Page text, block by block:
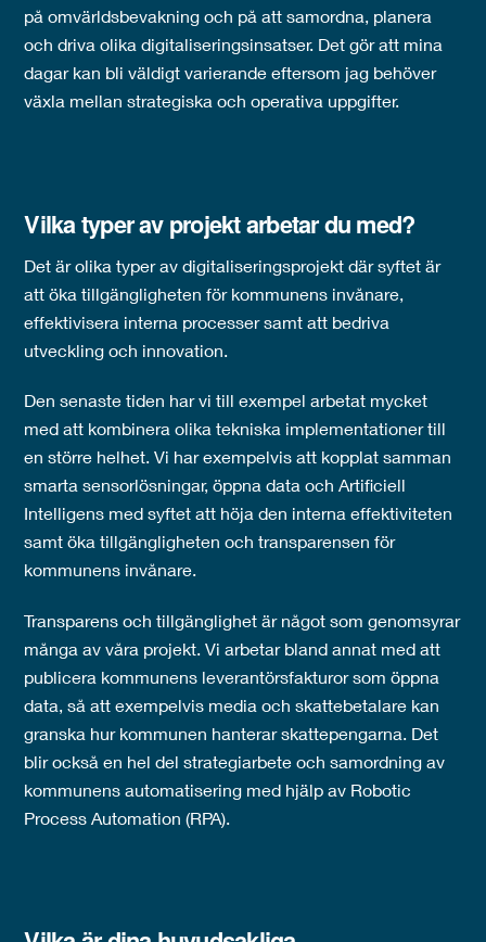
på omvärldsbevakning och på att samordna, planera
och driva olika digitaliseringsinsatser. Det gör att mina
dagar kan bli väldigt varierande eftersom jag behöver
växla mellan strategiska och operativa uppgifter.
Vilka typer av projekt arbetar du med?
Det är olika typer av digitaliseringsprojekt där syftet är
att öka tillgängligheten för kommunens invånare,
effektivisera interna processer samt att bedriva
utveckling och innovation.
Den senaste tiden har vi till exempel arbetat mycket
med att kombinera olika tekniska implementationer till
en större helhet. Vi har exempelvis att kopplat samman
smarta sensorlösningar, öppna data och Artificiell
Intelligens med syftet att höja den interna effektiviteten
samt öka tillgängligheten och transparensen för
kommunens invånare.
Transparens och tillgänglighet är något som genomsyrar
många av våra projekt. Vi arbetar bland annat med att
publicera kommunens leverantörsfakturor som öppna
data, så att exempelvis media och skattebetalare kan
granska hur kommunen hanterar skattepengarna. Det
blir också en hel del strategiarbete och samordning av
kommunens automatisering med hjälp av Robotic
Process Automation (RPA).